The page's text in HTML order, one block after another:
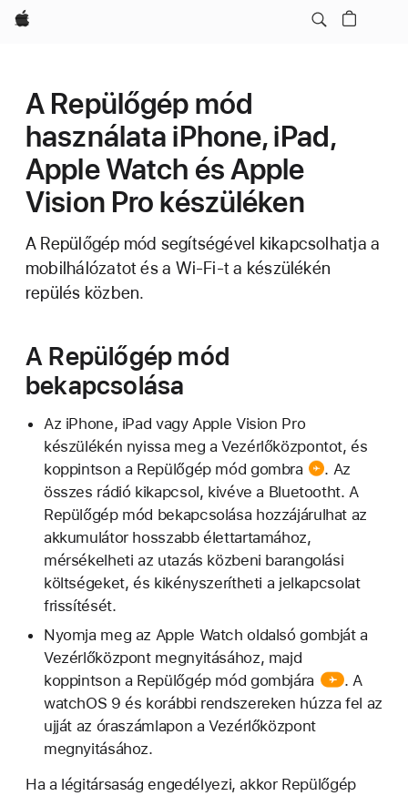
Apple
A Repülőgép mód
használata iPhone, iPad,
Apple Watch és Apple
Vision Pro készüléken
A Repülőgép mód segítségével kikapcsolhatja a
mobilhálózatot és a Wi-Fi-t a készülékén
repülés közben.
A Repülőgép mód
bekapcsolása
Az iPhone, iPad vagy Apple Vision Pro
készülékén nyissa meg a Vezérlőközpontot, és
koppintson a Repülőgép mód gombra
. Az
összes rádió kikapcsol, kivéve a Bluetootht. A
Repülőgép mód bekapcsolása hozzájárulhat az
akkumulátor hosszabb élettartamához,
mérsékelheti az utazás közbeni barangolási
költségeket, és kikényszerítheti a jelkapcsolat
frissítését.
Nyomja meg az Apple Watch oldalsó gombját a
Vezérlőközpont megnyitásához, majd
koppintson a Repülőgép mód gombjára
. A
watchOS 9 és korábbi rendszereken húzza fel az
ujját az óraszámlapon a Vezérlőközpont
megnyitásához.
Ha a légitársaság engedélyezi, akkor Repülőgép